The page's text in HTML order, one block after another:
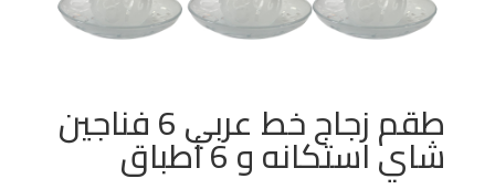
طقم زجاج خط عربي 6 فناجين
شاي استكانه و 6 أطباق